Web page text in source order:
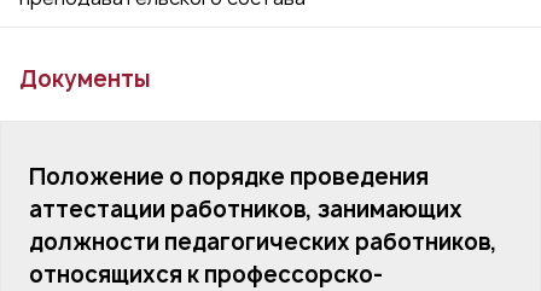
Документы
Положение о порядке проведения
аттестации работников, занимающих
должности педагогических работников,
относящихся к профессорско-